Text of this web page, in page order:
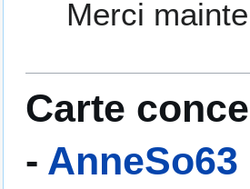
Merci
Carte
- AnneSo63